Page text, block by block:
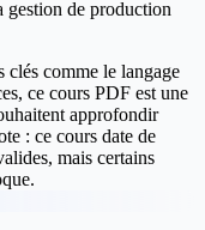
gestion de production
clés comme le langage
ce cours PDF est une
approfondir
: ce cours date de
mais certains